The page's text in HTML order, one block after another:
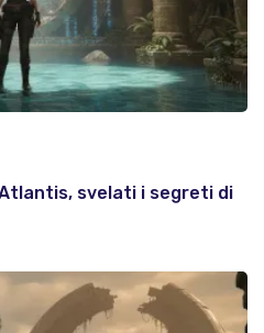
svelati i segreti di